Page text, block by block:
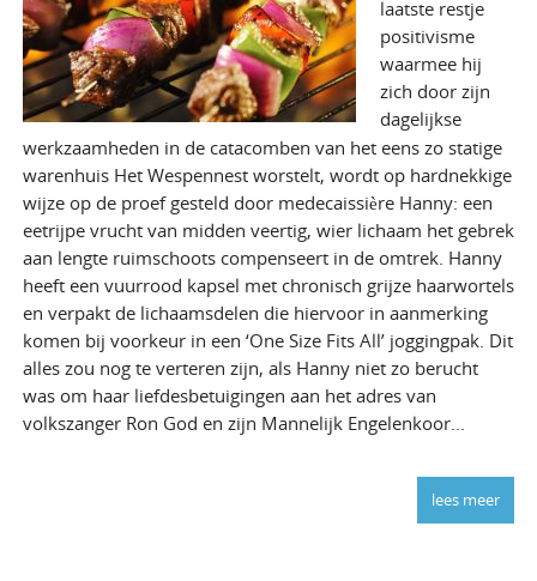
laatste restje
positivisme
waarmee hij
zich door zijn
dagelijkse
werkzaamheden in de catacomben van het eens zo statige
warenhuis Het Wespennest worstelt, wordt op hardnekkige
wijze op de proef gesteld door medecaissière Hanny: een
eetrijpe vrucht van midden veertig, wier lichaam het gebrek
aan lengte ruimschoots compenseert in de omtrek. Hanny
heeft een vuurrood kapsel met chronisch grijze haarwortels
en verpakt de lichaamsdelen die hiervoor in aanmerking
komen bij voorkeur in een ‘One Size Fits All’ joggingpak. Dit
alles zou nog te verteren zijn, als Hanny niet zo berucht
was om haar liefdesbetuigingen aan het adres van
volkszanger Ron God en zijn Mannelijk Engelenkoor...
lees meer